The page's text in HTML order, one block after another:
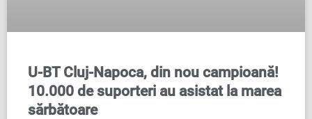
U-BT Cluj-Napoca, din nou campioană!
10.000 de suporteri au asistat la marea
sărbătoare